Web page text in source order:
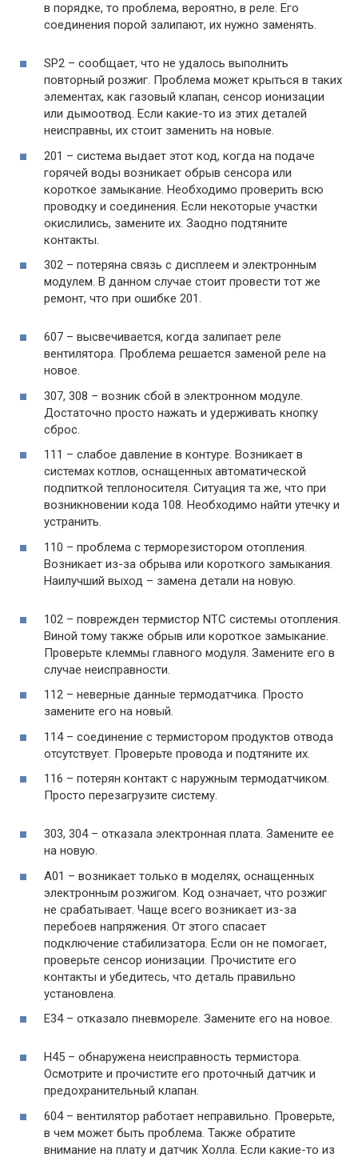
в порядке, то проблема, вероятно, в реле. Его
соединения порой залипают, их нужно заменять.
SP2 – сообщает, что не удалось выполнить
повторный розжиг. Проблема может крыться в таких
элементах, как газовый клапан, сенсор ионизации
или дымоотвод. Если какие-то из этих деталей
неисправны, их стоит заменить на новые.
201 – система выдает этот код, когда на подаче
горячей воды возникает обрыв сенсора или
короткое замыкание. Необходимо проверить всю
проводку и соединения. Если некоторые участки
окислились, замените их. Заодно подтяните
контакты.
302 – потеряна связь с дисплеем и электронным
модулем. В данном случае стоит провести тот же
ремонт, что при ошибке 201.
607 – высвечивается, когда залипает реле
вентилятора. Проблема решается заменой реле на
новое.
307, 308 – возник сбой в электронном модуле.
Достаточно просто нажать и удерживать кнопку
сброс.
111 – слабое давление в контуре. Возникает в
системах котлов, оснащенных автоматической
подпиткой теплоносителя. Ситуация та же, что при
возникновении кода 108. Необходимо найти утечку и
устранить.
110 – проблема с терморезистором отопления.
Возникает из-за обрыва или короткого замыкания.
Наилучший выход – замена детали на новую.
102 – поврежден термистор NTC системы отопления.
Виной тому также обрыв или короткое замыкание.
Проверьте клеммы главного модуля. Замените его в
случае неисправности.
112 – неверные данные термодатчика. Просто
замените его на новый.
114 – соединение с термистором продуктов отвода
отсутствует. Проверьте провода и подтяните их.
116 – потерян контакт с наружным термодатчиком.
Просто перезагрузите систему.
303, 304 – отказала электронная плата. Замените ее
на новую.
А01 – возникает только в моделях, оснащенных
электронным розжигом. Код означает, что розжиг
не срабатывает. Чаще всего возникает из-за
перебоев напряжения. От этого спасает
подключение стабилизатора. Если он не помогает,
проверьте сенсор ионизации. Прочистите его
контакты и убедитесь, что деталь правильно
установлена.
Е34 – отказало пневмореле. Замените его на новое.
Н45 – обнаружена неисправность термистора.
Осмотрите и прочистите его проточный датчик и
предохранительный клапан.
604 – вентилятор работает неправильно. Проверьте,
в чем может быть проблема. Также обратите
внимание на плату и датчик Холла. Если какие-то из